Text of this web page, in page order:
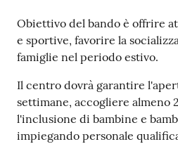
Obiettivo del bando è offrire
e sportive, favorire la
famiglie nel periodo estivo.
Il centro dovrà garantire
settimane, accogliere almeno
l'inclusione di bambine e
impiegando personale